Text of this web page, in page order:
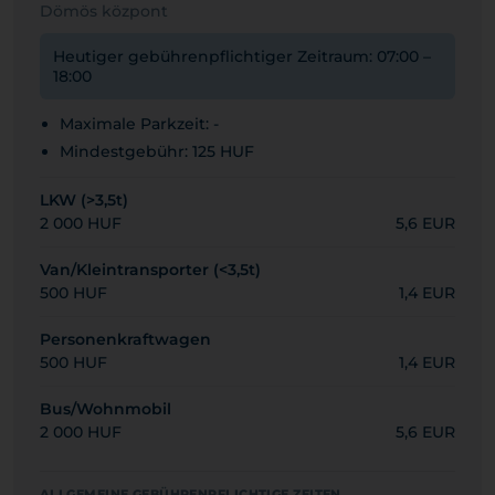
Dömös központ
Heutiger gebührenpflichtiger Zeitraum: 07:00 –
18:00
Maximale Parkzeit: -
Mindestgebühr: 125 HUF
LKW (>3,5t)
2 000 HUF
5,6 EUR
Van/Kleintransporter (<3,5t)
500 HUF
1,4 EUR
Personenkraftwagen
500 HUF
1,4 EUR
Bus/Wohnmobil
2 000 HUF
5,6 EUR